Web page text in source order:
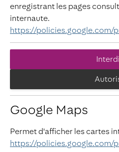
enregistrant les pages
internaute.
https://policies.google.com/
Google Maps
Permet d'afficher les cartes
https://policies.google.com/